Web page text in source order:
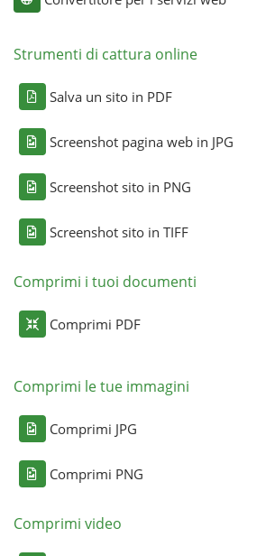
Strumenti di cattura online
Salva un sito in PDF
Screenshot pagina web in JPG
Screenshot sito in PNG
Screenshot sito in TIFF
Comprimi i tuoi documenti
Comprimi PDF
Comprimi le tue immagini
Comprimi JPG
Comprimi PNG
Comprimi video